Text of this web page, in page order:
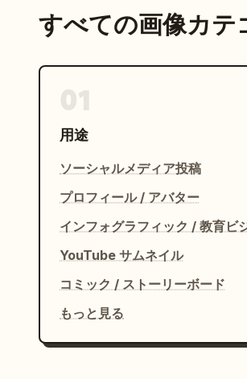
すべての画像カテ
用途
ソーシャルメディア投稿
プロフィール / アバター
インフォグラフィック / 教育ビ
YouTube サムネイル
コミック / ストーリーボード
もっと見る